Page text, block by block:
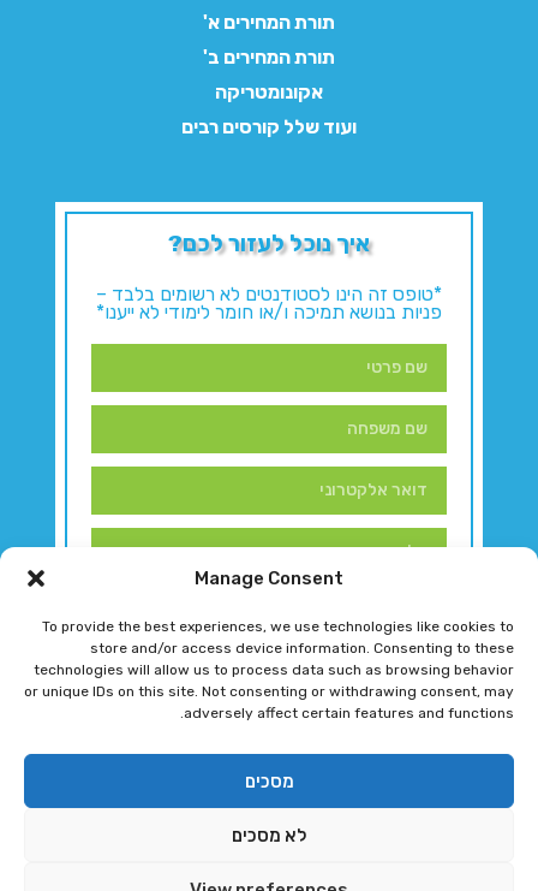
Manage Consent
To provide the best experiences, we use technologies like cookies to
store and/or access device information. Consenting to these
technologies will allow us to process data such as browsing behavior
or unique IDs on this site. Not consenting or withdrawing consent, may
adversely affect certain features and functions.
מסכים
לא מסכים
תורת המחירים א'
תורת המחירים ב'
אקונומטריקה
ועוד שלל קורסים רבים
איך נוכל לעזור לכם?
*טופס זה הינו לסטודנטים לא רשומים בלבד –
פניות בנושא תמיכה ו/או חומר לימודי לא ייענו*